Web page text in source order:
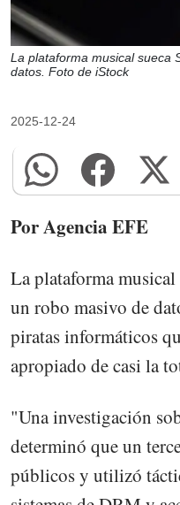
La plataforma musical sueca
datos. Foto de iStock
2025-12-24
Por Agencia EFE
La plataforma
un robo masivo de
piratas informáticos
apropiado de casi la
"Una investigación
determinó que un
públicos y utilizó